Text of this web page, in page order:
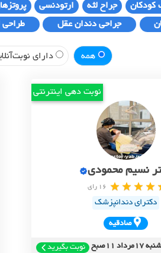
کودکان جراح لثه ارتودنسی
جراحی دندان عقل طراحی
همه دارای
نوبت دهی اینترنتی
نسیم محمودی
16 رای
دکترای دندانپزشک
صادقيه
11صبح نوبت بگیرید